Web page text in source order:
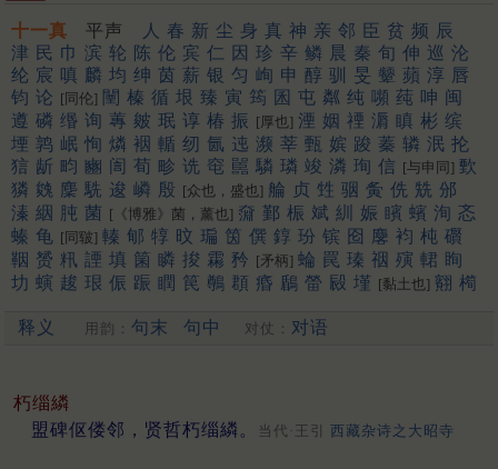
443
聯
十一真 平声 人 春 新 尘 身 真 神 亲 邻 臣 贫 频 辰
津 民 巾 滨 轮 陈 伦 宾 仁 因 珍 辛 鳞 晨 秦 旬 伸 巡 沦
纶 宸 嗔 麟 均 绅 茵 薪 银 匀 峋 申 醇 驯 旻 颦 蘋 淳 唇
钧 论 [同伦] 闉 榛 循 垠 臻 寅 筠 囷 屯 粼 纯 嚬 莼 呻 闽
遵 磷 缗 询 蓴 皴 珉 谆 椿 振 [厚也] 湮 姻 禋 漘 瞋 彬 缤
堙 鹑 岷 恂 燐 裀 輴 纫 氤 迍 濒 莘 甄 嫔 踆 蓁 辚 泯 抡
狺 龂 畇 豳 訚 荀 畛 诜 窀 嚚 驎 璘 竣 潾 珣 信 [与申同] 歅
獜 㕙 麇 駪 逡 嶙 殷 [众也，盛也] 䑳 贞 甡 骃 夤 侁 兟 邠
溱 絪 肫 菌 [《博雅》菌，薰也] 奫 鄞 桭 斌 紃 娠 矉 蠙 洵 忞
螓 龟 [同皲] 轃 郇 犉 旼 㻞 筃 僎 錞 玢 镔 囵 麐 袀 杶 礥
鞇 赟 籸 諲 填 箘 瞵 捘 霦 矜 [矛柄] 蜦 罠 瑧 䄄 殥 輑 眴
㘦 螾 䞭 珢 侲 䟴 瞤 笢 鷷 頵 痻 鶞 㽦 㲀 墐 [黏土也] 䎙 橁
繗 峷 荺 揗 鏻 㫳 湣 䡅 壣 秵 䰠 朲 鈱
释义 用韵： 句末 句中 对仗： 对语
朽缁繗
盟碑伛偻邻，贤哲朽缁繗。
当代·王引 西藏杂诗之大昭寺